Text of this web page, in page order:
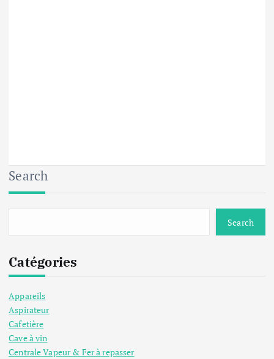
Search
Search
Catégories
Appareils
Aspirateur
Cafetière
Cave à vin
Centrale Vapeur & Fer à repasser